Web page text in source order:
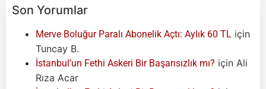
Son Yorumlar
Merve Boluğur Paralı Abonelik Açtı: Aylık 60 TL için
Tuncay B.
İstanbul’un Fethi Askeri Bir Başarısızlık mı? için Ali
Rıza Acar